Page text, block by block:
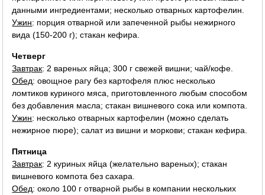
данными ингредиентами; несколько отварных картофелин.
Ужин: порция отварной или запеченной рыбы нежирного
вида (150-200 г); стакан кефира.
Четверг
Завтрак: 2 вареных яйца; 300 г свежей вишни; чай/кофе.
Обед: овощное рагу без картофеля плюс несколько
ломтиков куриного мяса, приготовленного любым способом
без добавления масла; стакан вишневого сока или компота.
Ужин: несколько отварных картофелин (можно сделать
нежирное пюре); салат из вишни и моркови; стакан кефира.
Пятница
Завтрак: 2 куриных яйца (желательно вареных); стакан
вишневого компота без сахара.
Обед: около 100 г отварной рыбы в компании нескольких